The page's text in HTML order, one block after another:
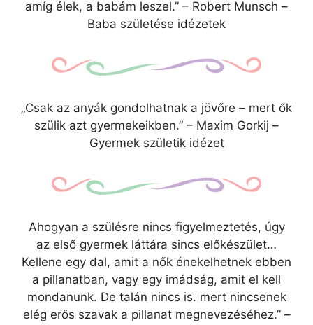
amíg élek, a babám leszel.” – Robert Munsch –
Baba születése idézetek
„Csak az anyák gondolhatnak a jövőre – mert ők
szülik azt gyermekeikben.” – Maxim Gorkij –
Gyermek születik idézet
Ahogyan a szülésre nincs figyelmeztetés, úgy
az első gyermek láttára sincs előkészület…
Kellene egy dal, amit a nők énekelhetnek ebben
a pillanatban, vagy egy imádság, amit el kell
mondanunk. De talán nincs is. mert nincsenek
elég erős szavak a pillanat megnevezéséhez.” –